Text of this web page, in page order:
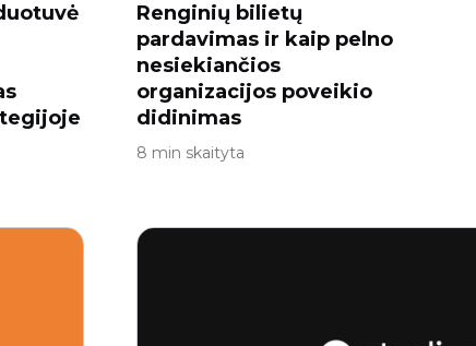
Renginių bilietų
pardavimas ir kaip pelno
nesiekiančios
organizacijos poveikio
didinimas
8 min skaityta